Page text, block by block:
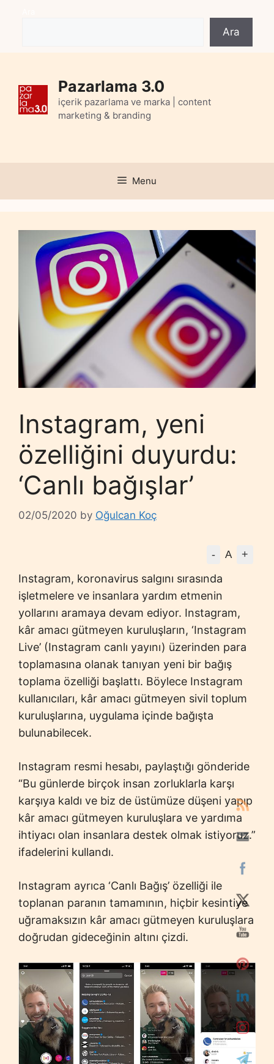
Ara
Pazarlama 3.0
içerik pazarlama ve marka | content
marketing & branding
Menu
Instagram, yeni
özelliğini duyurdu:
‘Canlı bağışlar’
02/05/2020 by Oğulcan Koç
- A +
Instagram, koronavirus salgını sırasında
işletmelere ve insanlara yardım etmenin
yollarını aramaya devam ediyor. Instagram,
kâr amacı gütmeyen kuruluşların, ‘Instagram
Live’ (Instagram canlı yayını) üzerinden para
toplamasına olanak tanıyan yeni bir bağış
toplama özelliği başlattı. Böylece Instagram
kullanıcıları, kâr amacı gütmeyen sivil toplum
kuruluşlarına, uygulama içinde bağışta
bulunabilecek.
Instagram resmi hesabı, paylaştığı gönderide
“Bu günlerde birçok insan zorluklarla karşı
karşıya kaldı ve biz de üstümüze düşeni yapıp
kâr amacı gütmeyen kuruluşlara ve yardıma
ihtiyacı olan insanlara destek olmak istiyoruz.”
ifadelerini kullandı.
Instagram ayrıca ‘Canlı Bağış’ özelliği ile
toplanan paranın tamamının, hiçbir kesintiye
uğramaksızın kâr amacı gütmeyen kuruluşlara
doğrudan gideceğinin altını çizdi.